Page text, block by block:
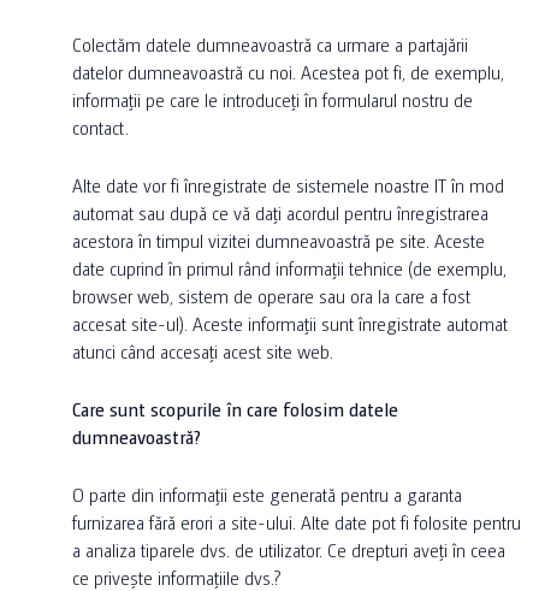
IGIENA PE ȘANTIERE
ȘTIRI
Colectăm datele dumneavoastră ca urmare a partajării
datelor dumneavoastră cu noi. Acestea pot fi, de exemplu,
informații pe care le introduceți în formularul nostru de
contact.
Alte date vor fi înregistrate de sistemele noastre IT în mod
automat sau după ce vă dați acordul pentru înregistrarea
acestora în timpul vizitei dumneavoastră pe site. Aceste
date cuprind în primul rând informații tehnice (de exemplu,
browser web, sistem de operare sau ora la care a fost
accesat site-ul). Aceste informații sunt înregistrate automat
atunci când accesați acest site web.
Care sunt scopurile în care folosim datele
dumneavoastră?
O parte din informații este generată pentru a garanta
furnizarea fără erori a site-ului. Alte date pot fi folosite pentru
a analiza tiparele dvs. de utilizator. Ce drepturi aveți în ceea
ce privește informațiile dvs.?